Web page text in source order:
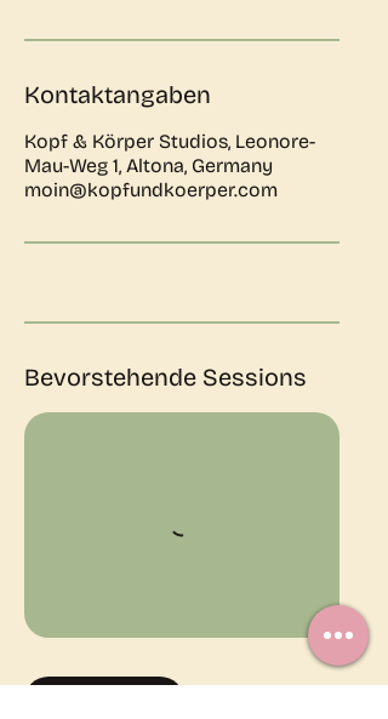
Kontaktangaben
Kopf & Körper Studios, Leonore-
Mau-Weg 1, Altona, Germany
moin@kopfundkoerper.com
Bevorstehende Sessions